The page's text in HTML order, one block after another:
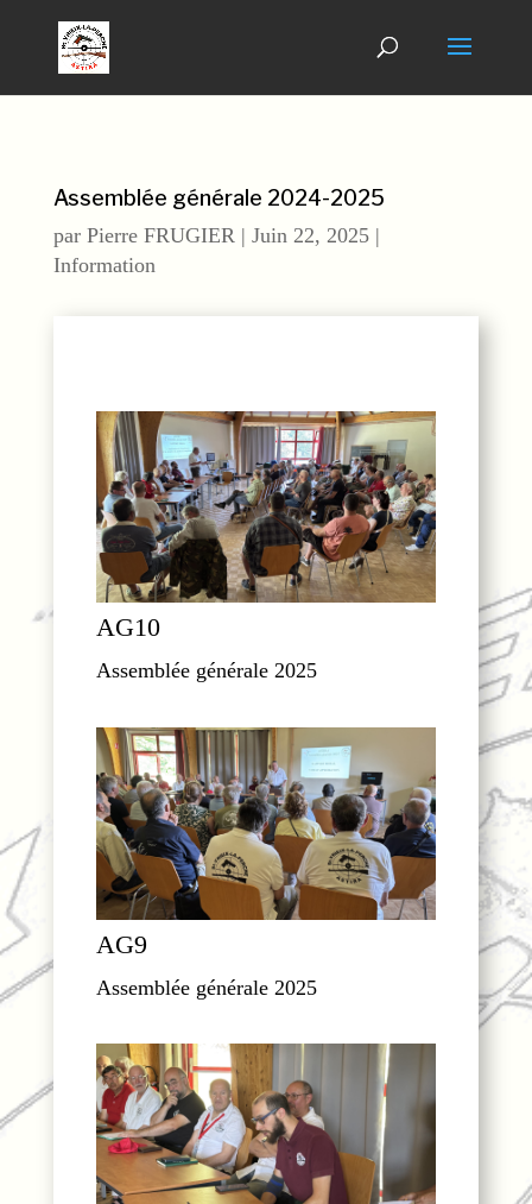
Assemblée générale 2024-2025
par Pierre FRUGIER| Juin 22, 2025|
Information
AG10
Assemblée générale 2025
AG9
Assemblée générale 2025